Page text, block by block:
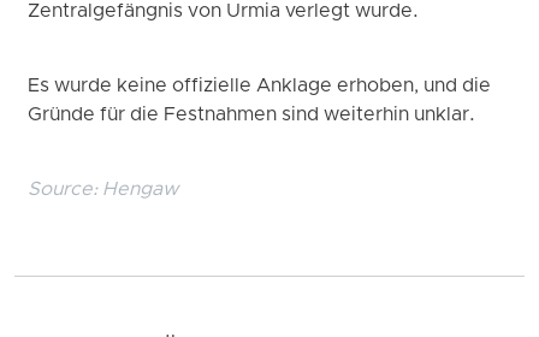
Zentralgefängnis von Urmia verlegt wurde.
Es wurde keine offizielle Anklage erhoben, und die
Gründe für die Festnahmen sind weiterhin unklar.
Source: Hengaw